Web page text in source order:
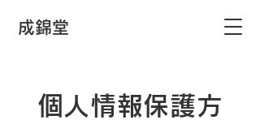
​成錦堂
個人情報保護方